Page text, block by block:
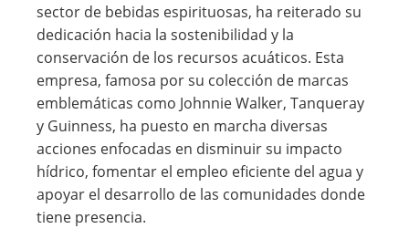
sector de bebidas espirituosas, ha reiterado su
dedicación hacia la sostenibilidad y la
conservación de los recursos acuáticos. Esta
empresa, famosa por su colección de marcas
emblemáticas como Johnnie Walker, Tanqueray
y Guinness, ha puesto en marcha diversas
acciones enfocadas en disminuir su impacto
hídrico, fomentar el empleo eficiente del agua y
apoyar el desarrollo de las comunidades donde
tiene presencia.